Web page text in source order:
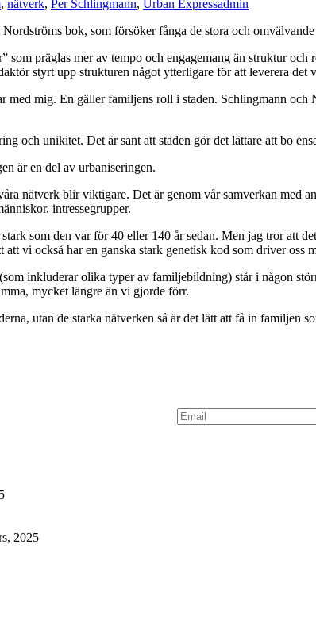
, nätverk, Per Schlingmann, Urban Expressadmin
bok, som försöker fånga de stora och
som präglas mer av tempo och engagemang än struktur
styrt upp strukturen något ytterligare för att leverera det
med mig. En gäller familjens roll i staden. Schlingmann
och unikitet. Det är sant att staden gör det lättare att bo
är en del av urbaniseringen.
nätverk blir viktigare. Det är genom vår samverkan med
intressegrupper.
som den var för 40 eller 140 år sedan. Men jag tror att
vi också har en ganska stark genetisk kod som driver oss
inkluderar olika typer av familjebildning) står i någon
mycket längre än vi gjorde förr.
utan de starka nätverken så är det lätt att få in familjen
2025